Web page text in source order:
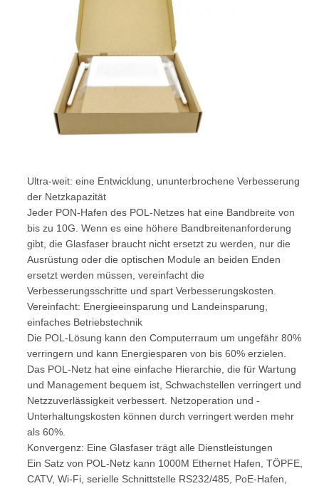
Ultra-weit: eine Entwicklung, ununterbrochene Verbesserung
der Netzkapazität
Jeder PON-Hafen des POL-Netzes hat eine Bandbreite von
bis zu 10G. Wenn es eine höhere Bandbreitenanforderung
gibt, die Glasfaser braucht nicht ersetzt zu werden, nur die
Ausrüstung oder die optischen Module an beiden Enden
ersetzt werden müssen, vereinfacht die
Verbesserungsschritte und spart Verbesserungskosten.
Vereinfacht: Energieeinsparung und Landeinsparung,
einfaches Betriebstechnik
Die POL-Lösung kann den Computerraum um ungefähr 80%
verringern und kann Energiesparen von bis 60% erzielen.
Das POL-Netz hat eine einfache Hierarchie, die für Wartung
und Management bequem ist, Schwachstellen verringert und
Netzzuverlässigkeit verbessert. Netzoperation und -
Unterhaltungskosten können durch verringert werden mehr
als 60%.
Konvergenz: Eine Glasfaser trägt alle Dienstleistungen
Ein Satz von POL-Netz kann 1000M Ethernet Hafen, TÖPFE,
CATV, Wi-Fi, serielle Schnittstelle RS232/485, PoE-Hafen,